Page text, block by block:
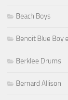
Beach Boys
Benoit Blue Boy
Berklee Drums
Bernard Allison